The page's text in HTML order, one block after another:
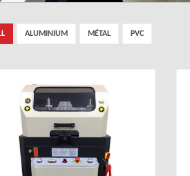
ALUMINIUM MÉTAL PVC